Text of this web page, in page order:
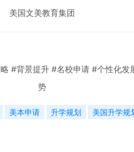
美国文美教育集团
#背景提升 #名校申请 #个性化
势
美本申请 升学规划 美国升学规